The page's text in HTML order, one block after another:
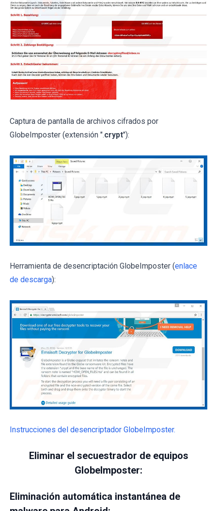
Captura de pantalla de archivos cifrados por
GlobeImposter (extensión ".crypt"):
Herramienta de desencriptación GlobeImposter (enlace
de descarga):
Instrucciones del desencriptador GlobeImposter.
Eliminar el secuestrador de equipos
GlobeImposter:
Eliminación automática instantánea de